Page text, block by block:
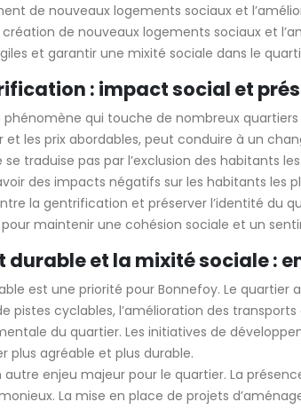
de nouveaux logements sociaux et
de nouveaux logements sociaux et
et garantir une mixité sociale dans le
: impact social et
qui touche de nombreux
les prix abordables, peut conduire à un
traduise pas par l’exclusion des habitants
des impacts négatifs sur les habitants les
la gentrification et préserver l’identité du
maintenir une cohésion sociale et un
durable et la mixité sociale :
est une priorité pour Bonnefoy. Le
pistes cyclables, l’amélioration des
du quartier. Les initiatives de
plus agréable et plus durable.
enjeu majeur pour le quartier. La
La mise en place de projets